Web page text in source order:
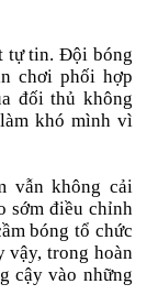
tự tin. Đội bóng
chơi phối hợp
đối thủ không
khó mình vì
vẫn không cải
sớm điều chỉnh
bóng tổ chức
vậy, trong hoàn
cậy vào những